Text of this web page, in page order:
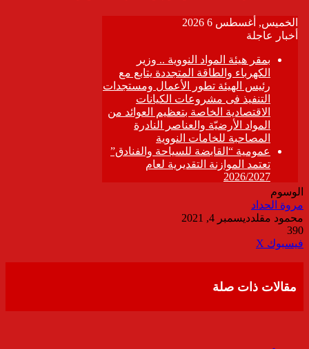
الوسوم
مروة الحداد
محمود مقلدديسمبر 4, 2021
390
فيسبوك ‫X
مقالات ذات صلة